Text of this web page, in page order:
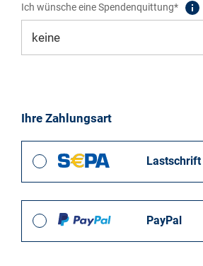
Ich wünsche eine Spendenquittung*
Ihre Zahlungsart
Lastschrift
PayPal